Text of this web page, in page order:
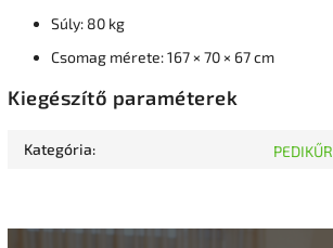
Súly: 80 kg
Csomag mérete: 167 × 70 × 67 cm
Kiegészítő paraméterek
Kategória: PEDIKŰR